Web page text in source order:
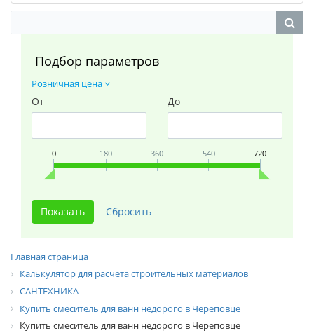
Подбор параметров
Розничная цена
От До
0 180 360 540 720
Главная страница
Калькулятор для расчёта строительных материалов
САНТЕХНИКА
Купить смеситель для ванн недорого в Череповце
Купить смеситель для ванн недорого в Череповце